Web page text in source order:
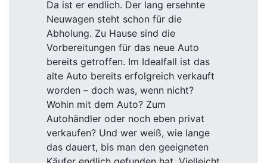
Da ist er endlich. Der lang ersehnte
Neuwagen steht schon für die
Abholung. Zu Hause sind die
Vorbereitungen für das neue Auto
bereits getroffen. Im Idealfall ist das
alte Auto bereits erfolgreich verkauft
worden – doch was, wenn nicht?
Wohin mit dem Auto? Zum
Autohändler oder noch eben privat
verkaufen? Und wer weiß, wie lange
das dauert, bis man den geeigneten